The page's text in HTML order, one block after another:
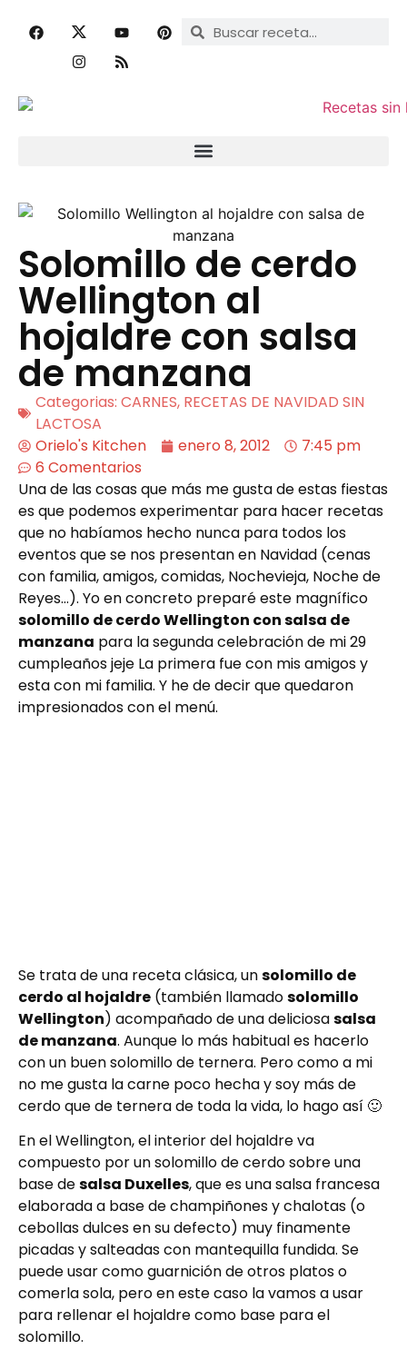
Solomillo de cerdo
Wellington al
hojaldre con salsa
de manzana
Categorias: CARNES, RECETAS DE NAVIDAD SIN
LACTOSA
Orielo's Kitchen
enero 8, 2012
7:45 pm
6 Comentarios
Una de las cosas que más me gusta de estas fiestas
es que podemos experimentar para hacer recetas
que no habíamos hecho nunca para todos los
eventos que se nos presentan en Navidad (cenas
con familia, amigos, comidas, Nochevieja, Noche de
Reyes…). Yo en concreto preparé este magnífico
solomillo de cerdo Wellington con salsa de
manzana para la segunda celebración de mi 29
cumpleaños jeje La primera fue con mis amigos y
esta con mi familia. Y he de decir que quedaron
impresionados con el menú.
Se trata de una receta clásica, unsolomillo de
cerdo al hojaldre (también llamadosolomillo
Wellington) acompañado de una deliciosasalsa
de manzana. Aunque lo más habitual es hacerlo
con un buen solomillo de ternera. Pero como a mi
no me gusta la carne poco hecha y soy más de
cerdo que de ternera de toda la vida, lo hago así 🙂
En el Wellington, el interior del hojaldre va
compuesto por un solomillo de cerdo sobre una
base desalsa Duxelles, que es una salsa francesa
elaborada a base de champiñones y chalotas (o
cebollas dulces en su defecto) muy finamente
picadas y salteadas con mantequilla fundida. Se
puede usar como guarnición de otros platos o
comerla sola, pero en este caso la vamos a usar
para rellenar el hojaldre como base para el
solomillo.